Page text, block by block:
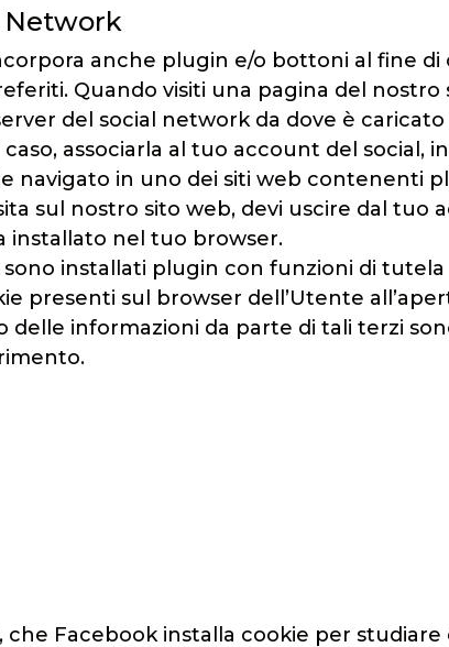
Network
anche plugin e/o bottoni al fine
Quando visiti una pagina del
del social network da dove è
associarla al tuo account del social,
navigato in uno dei siti web contenenti
sul nostro sito web, devi uscire dal
installato nel tuo browser.
installati plugin con funzioni di
presenti sul browser dell’Utente
delle informazioni da parte di tali terzi
che Facebook installa cookie per